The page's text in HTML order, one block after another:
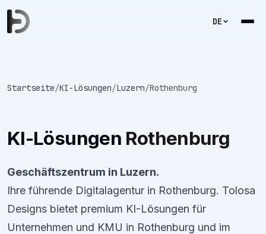
DE
Startseite/KI-Lösungen/Luzern/Rothenburg
KI-Lösungen Rothenburg
Geschäftszentrum in Luzern.
Ihre führende Digitalagentur in Rothenburg. Tolosa
Designs bietet premium KI-Lösungen für
Unternehmen und KMU in Rothenburg und im